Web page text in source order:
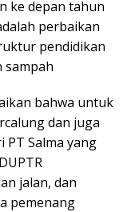
ke depan tahun
perbaikan
pendidikan
sampah
bahwa untuk
dan juga
PT Salma yang
jalan, dan
pemenang